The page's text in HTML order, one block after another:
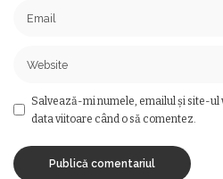
Salvează-mi numele, emailul și site-ul
data viitoare când o să comentez.